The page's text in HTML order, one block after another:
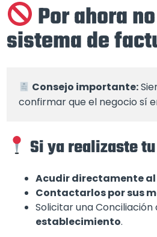
Por ahora
sistema de
Consejo importante:
confirmar que el negocio sí
Si ya realizaste
Acudir directamente
Contactarlos por sus
Solicitar una Conciliación
establecimiento.